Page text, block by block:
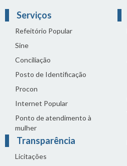
Serviços
Refeitório Popular
Sine
Conciliação
Posto de Identificação
Procon
Internet Popular
Ponto de atendimento à
mulher
Transparência
Licitações